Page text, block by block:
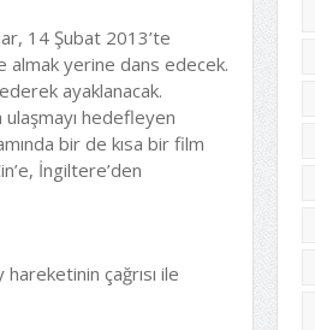
14 Şubat 2013’te
almak yerine dans edecek.
ayaklanacak.
ulaşmayı hedefleyen
bir de kısa bir film
İngiltere’den
çağrısı ile